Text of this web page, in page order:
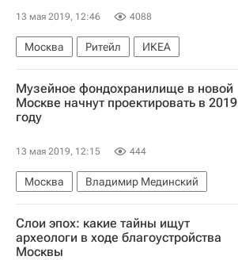
ЖКХ
13 мая 2019, 12:46 4088
Москва Ритейл
ИКЕА
Коммерческая недвижимость
Россия
Музейное фондохранилище в новой
Москве начнут проектировать в 2019
году
13 мая 2019, 12:15 444
Москва
Владимир Мединский
Строительство
Музеи
Проект
Стройкомплекс
Новая Москва
Слои эпох: какие тайны ищут
археологи в ходе благоустройства
Москвы